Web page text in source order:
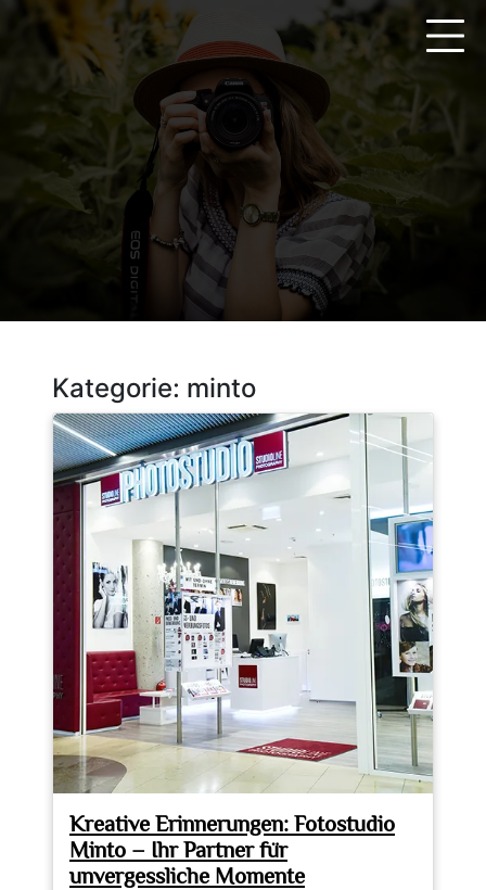
springen
Kategorie: minto
Kreative Erinnerungen: Fotostudio
Minto – Ihr Partner für
unvergessliche Momente